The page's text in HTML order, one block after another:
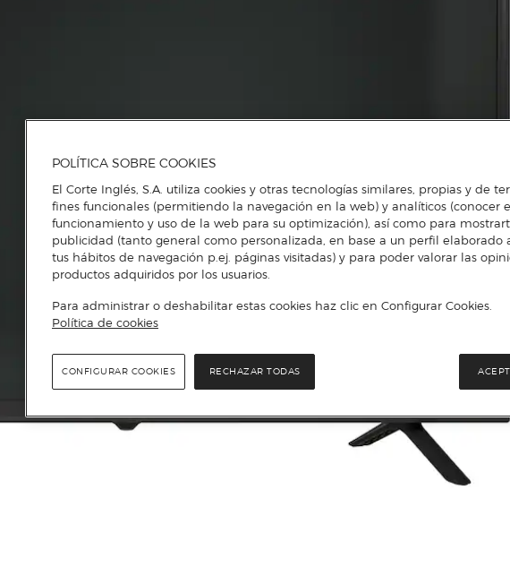
POLÍTICA SOBRE COOKIES
El Corte Inglés, S.A. utiliza cookies y otras tecnologías similares, propias y de
fines funcionales (permitiendo la navegación en la web) y analíticos (conocer
funcionamiento y uso de la web para su optimización), así como para
publicidad (tanto general como personalizada, en base a un perfil elaborado
tus hábitos de navegación p.ej. páginas visitadas) y para poder valorar las
productos adquiridos por los usuarios.
Para administrar o deshabilitar estas cookies haz clic en Configurar Cookies.
Política de cookies
RECHAZAR TODAS
CONFIGURAR COOKIES